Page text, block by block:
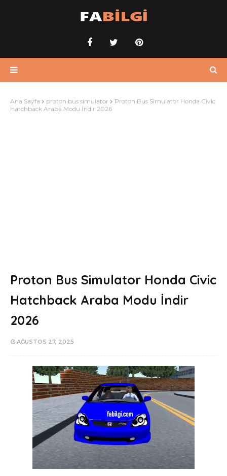
Ana Sayfa proton bus simulator
Proton Bus Simulator Honda Civic
Hatchback Araba Modu İndir 2026
Proton Bus Simulator Honda Civic
Hatchback Araba Modu İndir
2026
AĞUSTOS 27, 2025